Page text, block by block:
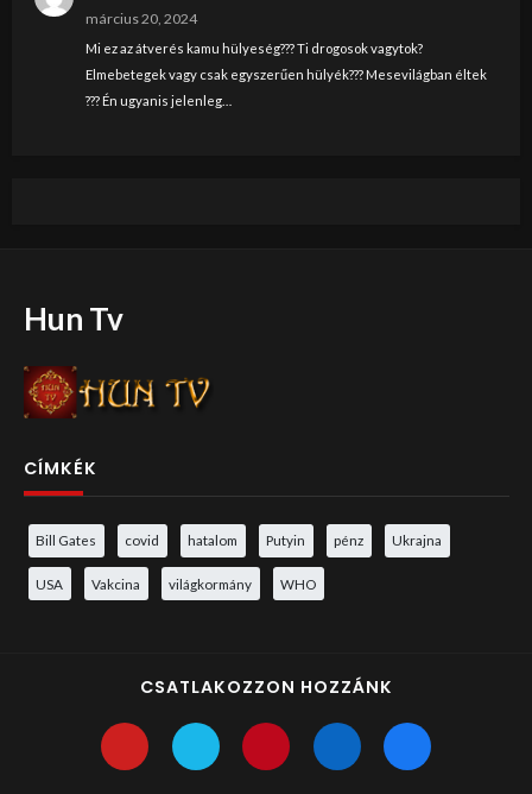
március 20, 2024
Mi ez az átverés kamu hülyeség??? Ti drogosok vagytok?
Elmebetegek vagy csak egyszerűen hülyék??? Mesevilágban éltek
??? Én ugyanis jelenleg…
Hun Tv
CÍMKÉK
Bill Gates covid hatalom Putyin pénz Ukrajna
USA Vakcina világkormány WHO
CSATLAKOZZON HOZZÁNK